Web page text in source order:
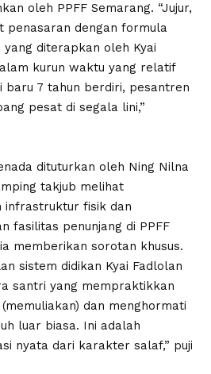
oleh PPFF Semarang. “Jujur,
penasaran dengan formula
yang diterapkan oleh Kyai
kurun waktu yang relatif
baru 7 tahun berdiri, pesantren
pesat di segala lini,”
dituturkan oleh Ning Nilna
takjub melihat
infrastruktur fisik dan
fasilitas penunjang di PPFF
memberikan sorotan khusus.
sistem didikan Kyai Fadlolan
santri yang mempraktikkan
dan menghormati
luar biasa. Ini adalah
nyata dari karakter salaf,” puji